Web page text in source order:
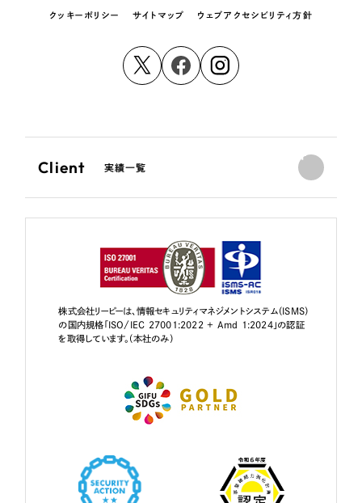
クッキーポリシー サイトマップ ウェブアクセシビリティ方針
Client 実績一覧
株式会社リーピーは、情報セキュリティマネジメントシステム（ISMS）
の国内規格「ISO/IEC 27001:2022 + Amd 1:2024」の認証
を取得しています。（本社のみ）